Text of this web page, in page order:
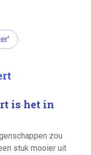
is het in
zou
stuk mooier uit